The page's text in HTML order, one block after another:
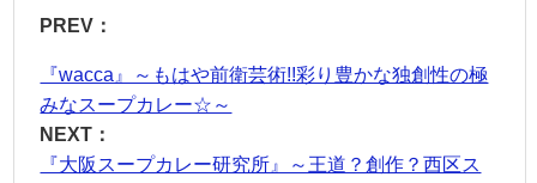
PREV：
『wacca』～もはや前衛芸術!!彩り豊かな独創性の極
みなスープカレー☆～
NEXT：
『大阪スープカレー研究所』～王道？創作？西区ス